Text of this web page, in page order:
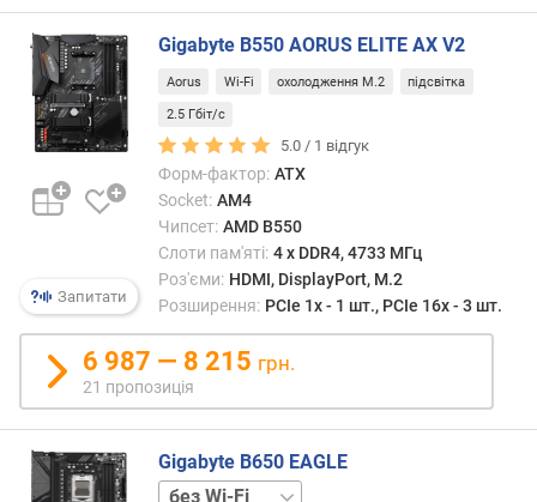
3
(
6
Г
б
і
/
с
ш
т
.
)
M
A
T
Запитати
Gigabyte B550 AORUS ELITE AX V2
Aorus Wi-Fi охолодження M.2 підсвітка
2.5 Гбіт/с
5.0 / 1 відгук
Форм-фактор: ATX
Socket: AM4
Чипсет: AMD B550
Слоти пам'яті: 4 х DDR4, 4733 МГц
Роз'єми: HDMI, DisplayPort, M.2
Розширення: PCIe 1x - 1 шт., PCIe 16x - 3 шт.
6 987 — 8 215 грн.
21 пропозиція
Gigabyte B650 EAGLE